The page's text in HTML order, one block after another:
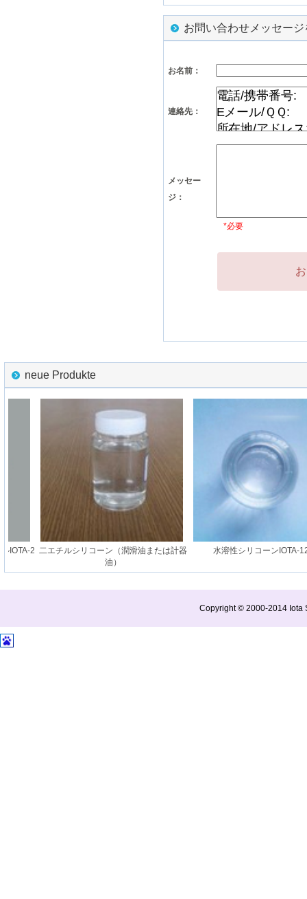
お問い合わせメッセー
お名前：
連絡先：
メッセー
ジ：
*必要
neue Produkte
2 二エチルシリコーン（潤滑油または計器
油）
水溶性シリコーンIOTA-1291
Copyright © 2000-2014 Iota